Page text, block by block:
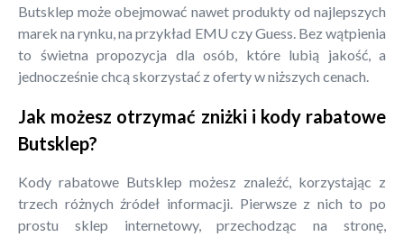
Butsklep może obejmować nawet produkty od najlepszych
marek na rynku, na przykład EMU czy Guess. Bez wątpienia
to świetna propozycja dla osób, które lubią jakość, a
jednocześnie chcą skorzystać z oferty w niższych cenach.
Jak możesz otrzymać zniżki i kody rabatowe
Butsklep?
Kody rabatowe Butsklep możesz znaleźć, korzystając z
trzech różnych źródeł informacji. Pierwsze z nich to po
prostu sklep internetowy, przechodząc na stronę,